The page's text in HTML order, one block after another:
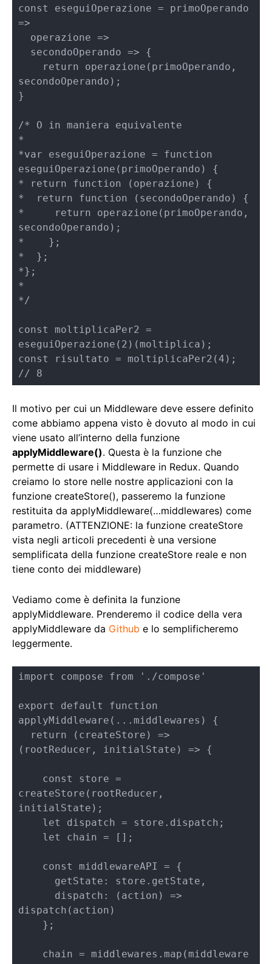
const eseguiOperazione = primoOperando
=>
secondoOperando);
}
/* O in maniera equivalente
*
*var eseguiOperazione = function
eseguiOperazione(primoOperando) {
* return function (operazione) {
*  return function (secondoOperando) {
*     return operazione(primoOperando,
secondoOperando);
*    };
*  };
*};
*
*/
const moltiplicaPer2 =
eseguiOperazione(2)(moltiplica);
const risultato = moltiplicaPer2(4);
// 8
Il motivo per cui un Middleware deve essere definito
come abbiamo appena visto è dovuto al modo in cui
viene usato all’interno della funzione
applyMiddleware(). Questa è la funzione che
permette di usare i Middleware in Redux. Quando
creiamo lo store nelle nostre applicazioni con la
funzione createStore(), passeremo la funzione
restituita da applyMiddleware(…middlewares) come
parametro. (ATTENZIONE: la funzione createStore
vista negli articoli precedenti è una versione
semplificata della funzione createStore reale e non
tiene conto dei middleware)
Vediamo come è definita la funzione
applyMiddleware. Prenderemo il codice della vera
applyMiddleware da Github e lo semplificheremo
leggermente.
import compose from './compose'
export default function
applyMiddleware(...middlewares) {
(rootReducer, initialState) => {
createStore(rootReducer,
initialState);
dispatch(action)